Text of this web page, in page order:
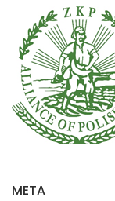
META